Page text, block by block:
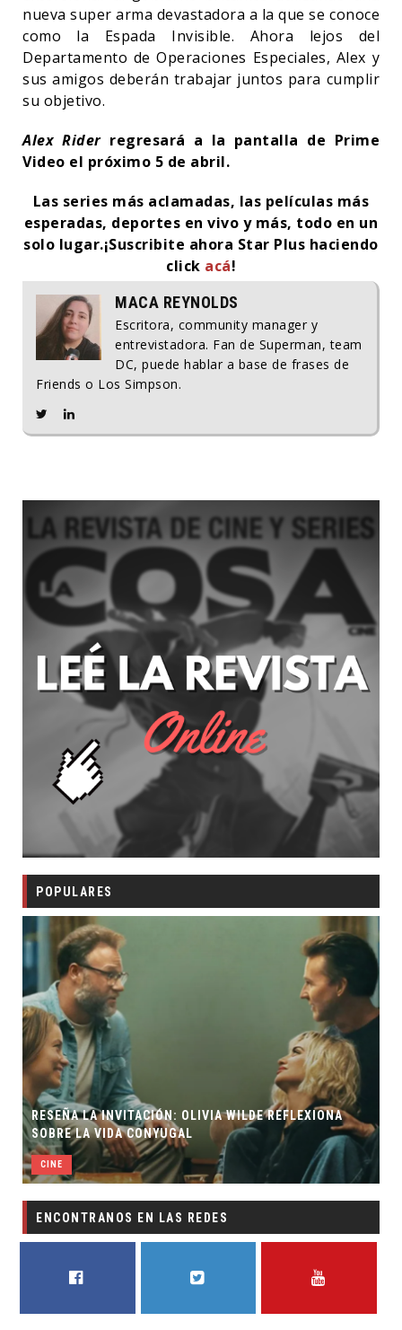
nueva super arma devastadora a la que se conoce
como la Espada Invisible. Ahora lejos del
Departamento de Operaciones Especiales, Alex y
sus amigos deberán trabajar juntos para cumplir
su objetivo.
Alex Riderregresará a la pantalla de Prime
Video el próximo 5 de abril.
Las series más aclamadas, las películas más
esperadas, deportes en vivo y más, todo en un
solo lugar.¡Suscribite ahora Star Plus haciendo
click acá!
MACA REYNOLDS
Escritora, community manager y
entrevistadora. Fan de Superman, team
DC, puede hablar a base de frases de
Friends o Los Simpson.
POPULARES
RESEÑA LA INVITACIÓN: OLIVIA WILDE REFLEXIONA
SOBRE LA VIDA CONYUGAL
CINE
ENCONTRANOS EN LAS REDES